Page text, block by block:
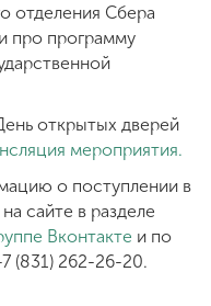
отделения Сбера
про программу
открытых дверей
мероприятия.
о поступлении в
сайте в разделе
Вконтакте и по
(831) 262-26-20.